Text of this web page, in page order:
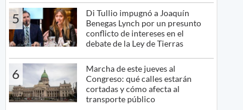
5
Di Tullio impugnó a Joaquín
Benegas Lynch por un presunto
conflicto de intereses en el
debate de la Ley de Tierras
6
Marcha de este jueves al
Congreso: qué calles estarán
cortadas y cómo afecta al
transporte público